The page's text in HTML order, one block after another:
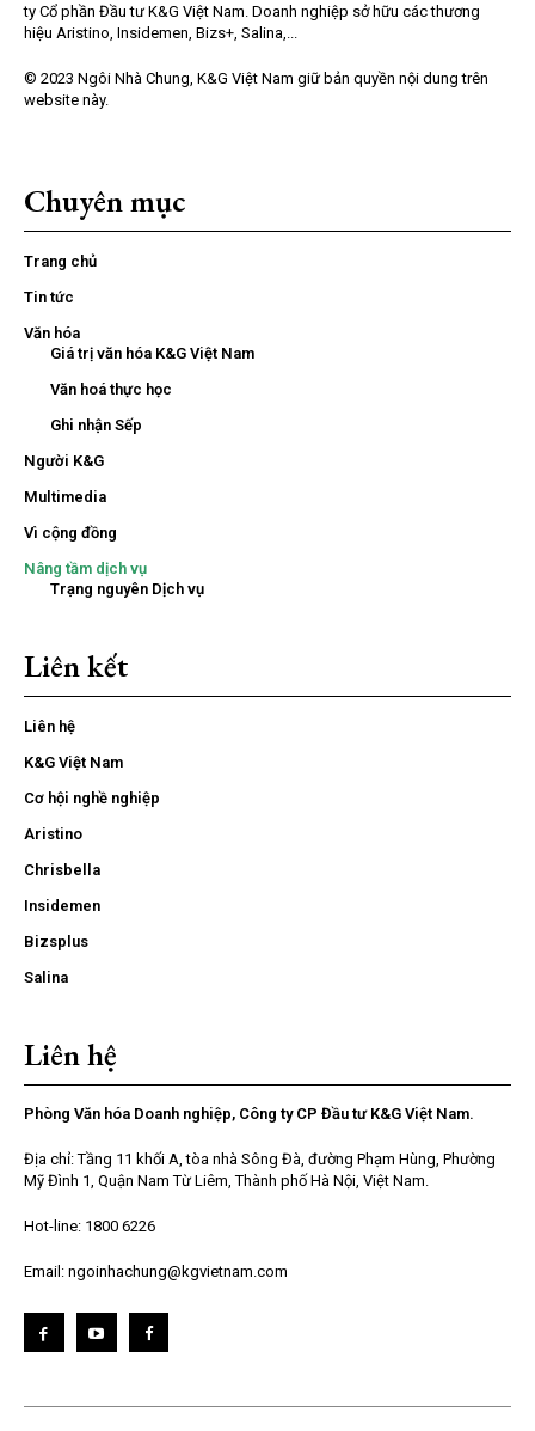
ty Cổ phần Đầu tư K&G Việt Nam. Doanh nghiệp sở hữu các thương
hiệu Aristino, Insidemen, Bizs+, Salina,...
© 2023 Ngôi Nhà Chung, K&G Việt Nam giữ bản quyền nội dung trên
website này.
Chuyên mục
Trang chủ
Tin tức
Văn hóa
Giá trị văn hóa K&G Việt Nam
Văn hoá thực học
Ghi nhận Sếp
Người K&G
Multimedia
Vì cộng đồng
Nâng tầm dịch vụ
Trạng nguyên Dịch vụ
Liên kết
Liên hệ
K&G Việt Nam
Cơ hội nghề nghiệp
Aristino
Chrisbella
Insidemen
Bizsplus
Salina
Liên hệ
Phòng Văn hóa Doanh nghiệp, Công ty CP Đầu tư K&G Việt Nam.
Địa chỉ: Tầng 11 khối A, tòa nhà Sông Đà, đường Phạm Hùng, Phường
Mỹ Đình 1, Quận Nam Từ Liêm, Thành phố Hà Nội, Việt Nam.
Hot-line: 1800 6226
Email: ngoinhachung@kgvietnam.com